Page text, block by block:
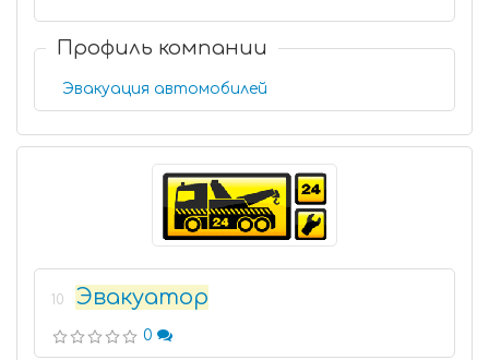
Профиль компании
Эвакуация автомобилей
10 Эвакуатор
0